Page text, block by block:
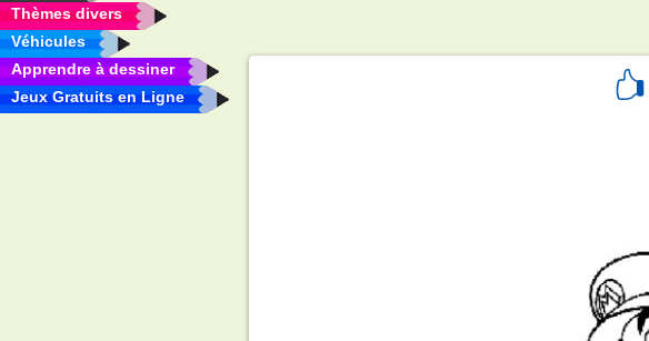
Thèmes divers
Véhicules
Apprendre à dessiner
Jeux Gratuits en Ligne